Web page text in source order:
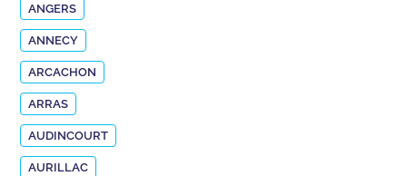
ANGERS
ANNECY
ARCACHON
ARRAS
AUDINCOURT
AURILLAC